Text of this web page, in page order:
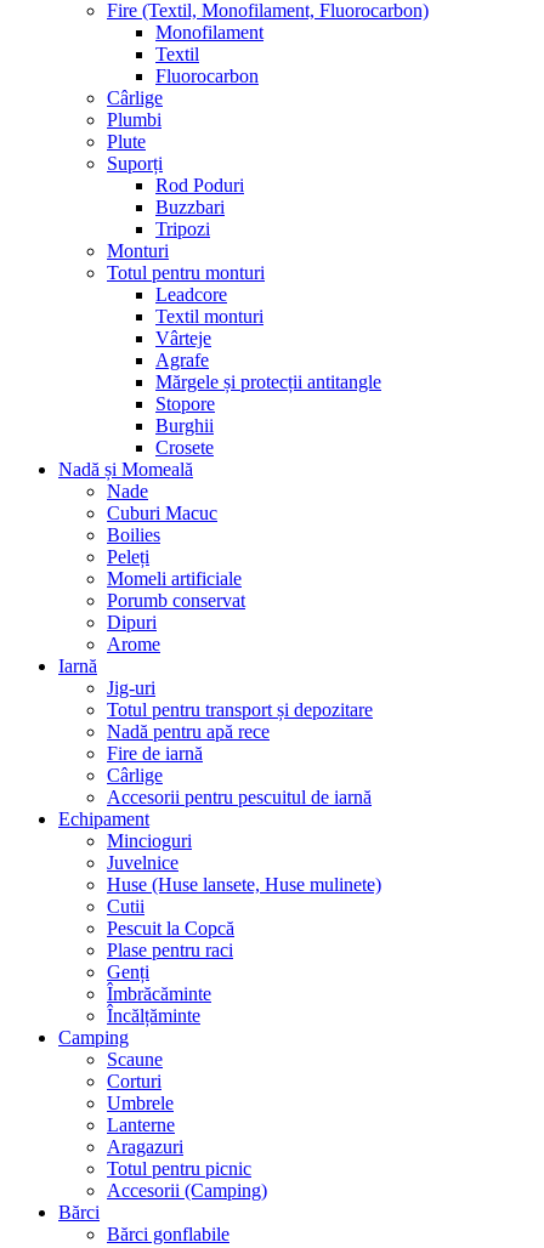
Fire (Textil, Monofilament, Fluorocarbon)
Monofilament
Textil
Fluorocarbon
Cârlige
Plumbi
Plute
Suporți
Rod Poduri
Buzzbari
Tripozi
Monturi
Totul pentru monturi
Leadcore
Textil monturi
Vârteje
Agrafe
Mărgele și protecții antitangle
Stopore
Burghii
Crosete
Nadă și Momeală
Nade
Cuburi Macuc
Boilies
Peleți
Momeli artificiale
Porumb conservat
Dipuri
Arome
Iarnă
Jig-uri
Totul pentru transport și depozitare
Nadă pentru apă rece
Fire de iarnă
Cârlige
Accesorii pentru pescuitul de iarnă
Echipament
Mincioguri
Juvelnice
Huse (Huse lansete, Huse mulinete)
Cutii
Pescuit la Copcă
Plase pentru raci
Genți
Îmbrăcăminte
Încălțăminte
Camping
Scaune
Corturi
Umbrele
Lanterne
Aragazuri
Totul pentru picnic
Accesorii (Camping)
Bărci
Bărci gonflabile